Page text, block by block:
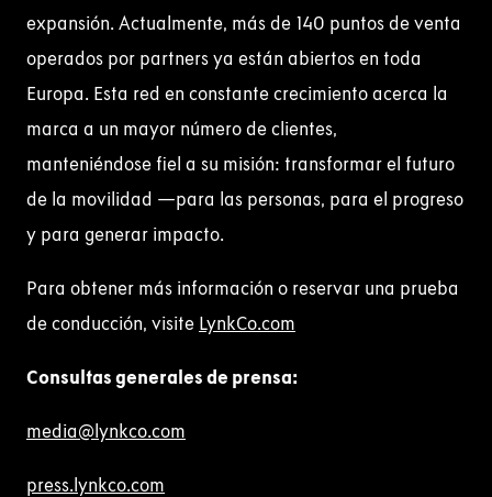
expansión. Actualmente, más de 140 puntos de venta
operados por partners ya están abiertos en toda
Europa. Esta red en constante crecimiento acerca la
marca a un mayor número de clientes,
manteniéndose fiel a su misión: transformar el futuro
de la movilidad —para las personas, para el progreso
y para generar impacto.
Para obtener más información o reservar una prueba
de conducción, visite LynkCo.com
Consultas generales de prensa:
media@lynkco.com
press.lynkco.com